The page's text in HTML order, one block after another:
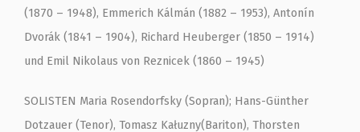
(1870 – 1948), Emmerich Kálmán (1882 – 1953), Antonín
Dvorák (1841 – 1904), Richard Heuberger (1850 – 1914)
und Emil Nikolaus von Reznicek (1860 – 1945)
SOLISTEN Maria Rosendorfsky (Sopran); Hans-Günther
Dotzauer (Tenor), Tomasz Kałuzny(Bariton), Thorsten